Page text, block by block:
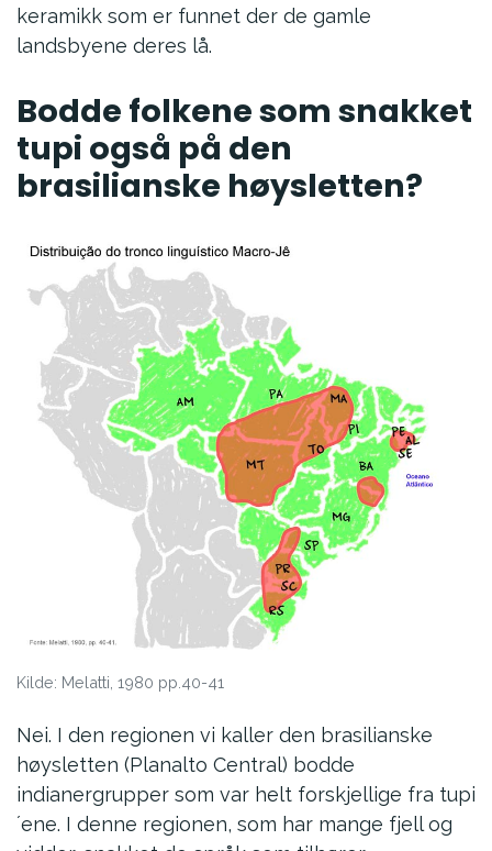
keramikk som er funnet der de gamle
landsbyene deres lå.
Bodde folkene som snakket
tupi også på den
brasilianske høysletten?
Kilde: Melatti, 1980 pp.40-41
Nei. I den regionen vi kaller den brasilianske
høysletten (Planalto Central) bodde
indianergrupper som var helt forskjellige fra tupi
´ene. I denne regionen, som har mange fjell og